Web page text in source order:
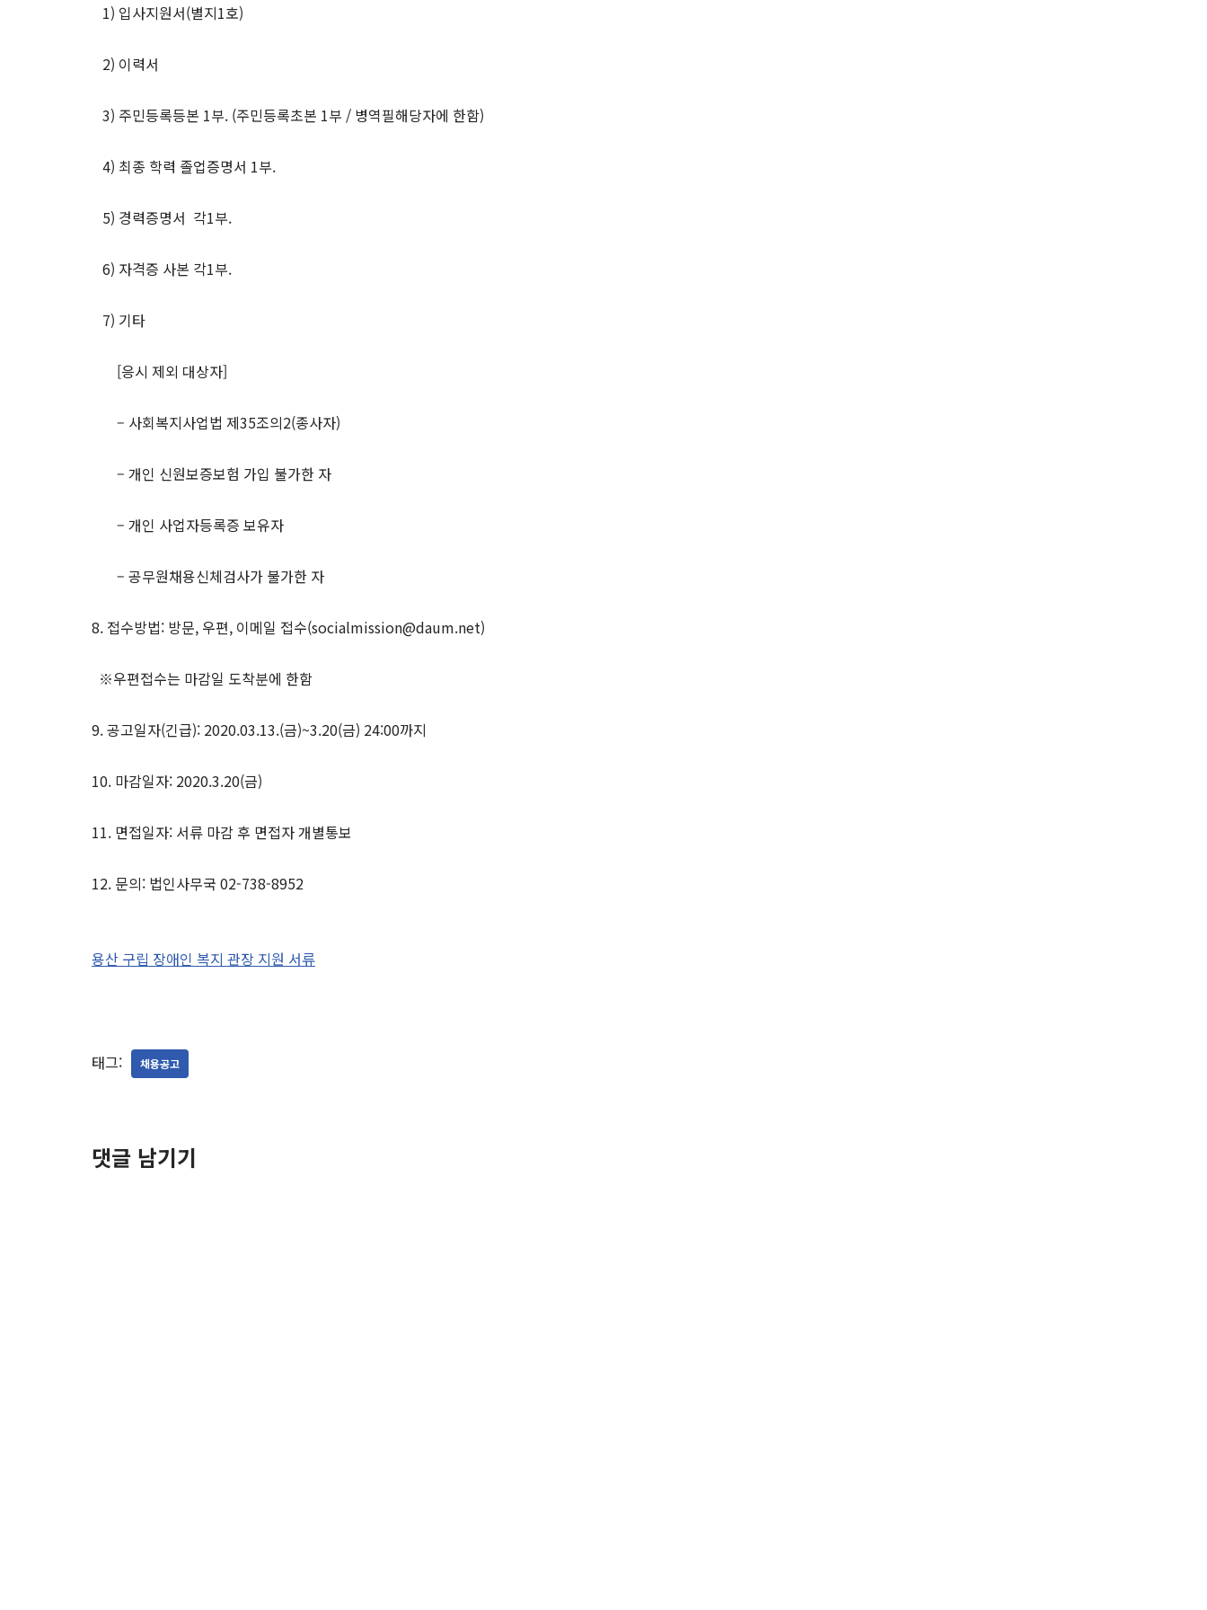
1) 입사지원서(별지1호)
2) 이력서
3) 주민등록등본 1부. (주민등록초본 1부 / 병역필해당자에 한함)
4) 최종 학력 졸업증명서 1부.
5) 경력증명서 각1부.
6) 자격증 사본 각1부.
7) 기타
[응시 제외 대상자]
– 사회복지사업법 제35조의2(종사자)
– 개인 신원보증보험 가입 불가한 자
– 개인 사업자등록증 보유자
– 공무원채용신체검사가 불가한 자
8. 접수방법: 방문, 우편, 이메일 접수(socialmission@daum.net)
※우편접수는 마감일 도착분에 한함
9. 공고일자(긴급): 2020.03.13.(금)~3.20(금) 24:00까지
10. 마감일자: 2020.3.20(금)
11. 면접일자: 서류 마감 후 면접자 개별통보
12. 문의: 법인사무국 02-738-8952
용산 구립 장애인 복지 관장 지원 서류
태그: 채용공고
댓글 남기기